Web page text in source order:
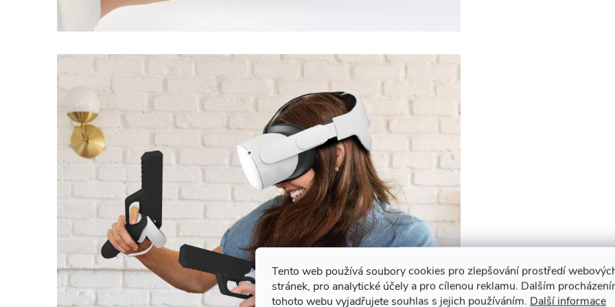
Tento web používá soubory cookies pro zlepšování prostředí
stránek, pro analytické účely a pro cílenou reklamu. Dalším
tohoto webu vyjadřujete souhlas s jejich používáním. Další informace